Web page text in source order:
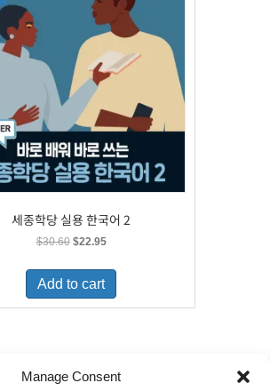
Manage Consent
세종학당 실용 한국어 2
$30.60 Original
was:
$30.60.
$22.95Current
is:
$22.95.
Add to cart